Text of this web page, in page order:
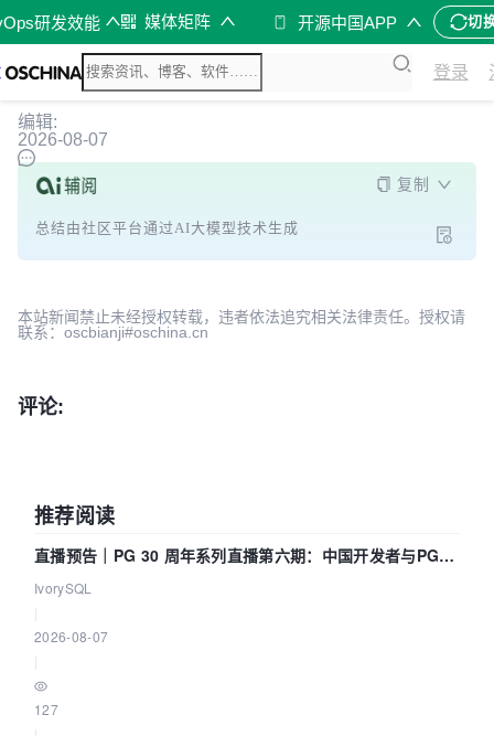
研发效能 媒体矩阵 开源中国APP 切
登录
编辑:
2026-08-07
复制
总结由社区平台通过AI大模型技术生成
本站新闻禁止未经授权转载，违者依法追究相关法律责任。授权请
联系：oscbianji#oschina.cn
评论:
推荐阅读
直播预告｜PG 30 周年系列直播第六期：中国开发者与PG内
核——我们改得动吗？我们贡献了什么？
IvorySQL
2026-08-07
127